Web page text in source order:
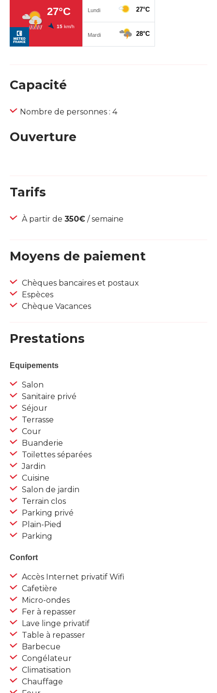
Capacité
Nombre de personnes : 4
Ouverture
Tarifs
À partir de 350€ / semaine
Moyens de paiement
Chèques bancaires et postaux
Espèces
Chèque Vacances
Prestations
Equipements
Salon
Sanitaire privé
Séjour
Terrasse
Cour
Buanderie
Toilettes séparées
Jardin
Cuisine
Salon de jardin
Terrain clos
Parking privé
Plain-Pied
Parking
Confort
Accès Internet privatif Wifi
Cafetière
Micro-ondes
Fer à repasser
Lave linge privatif
Table à repasser
Barbecue
Congélateur
Climatisation
Chauffage